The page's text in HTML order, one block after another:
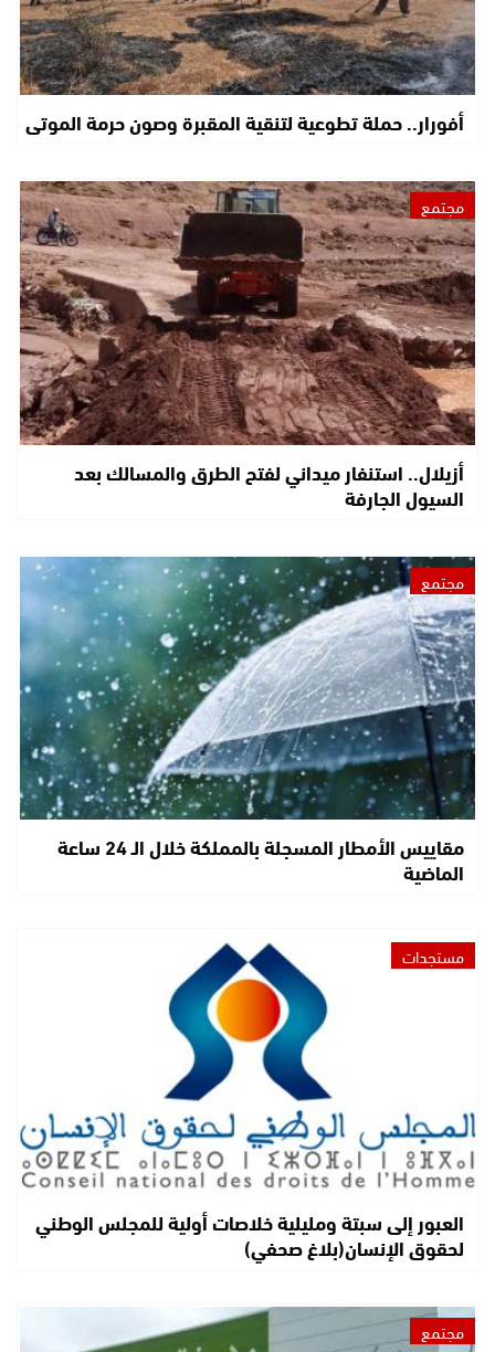
أفورار.. حملة تطوعية لتنقية المقبرة وصون حرمة الموتى
مجتمع
أزيلال.. استنفار ميداني لفتح الطرق والمسالك بعد
السيول الجارفة
مجتمع
مقاييس الأمطار المسجلة بالمملكة خلال الـ 24 ساعة
الماضية
مستجدات
العبور إلى سبتة ومليلية خلاصات أولية للمجلس الوطني
لحقوق الإنسان(بلاغ صحفي)
مجتمع